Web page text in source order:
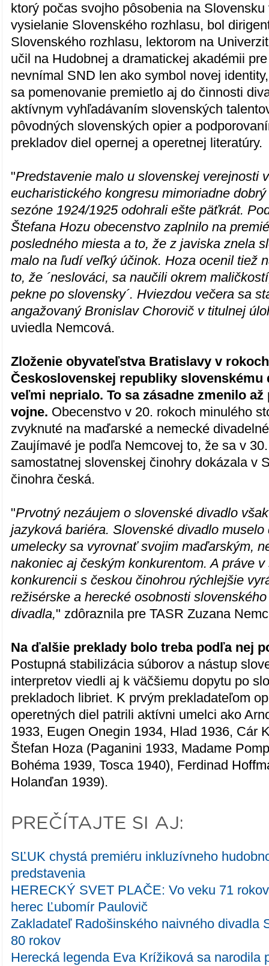
ktorý počas svojho pôsobenia na
vysielanie Slovenského rozhlasu, bol
Slovenského rozhlasu, lektorom na
učil na Hudobnej a dramatickej akadémii
nevnímal SND len ako symbol novej
sa pomenovanie premietlo aj do činnosti
aktívnym vyhľadávaním slovenských
pôvodných slovenských opier a
prekladov diel opernej a operetnej literatúry.
"Predstavenie malo u slovenskej verejnosti
eucharistického kongresu mimoriadne
sezóne 1924/1925 odohrali ešte päťkrát.
Štefana Hozu obecenstvo zaplnilo na
posledného miesta a to, že z javiska znela
malo na ľudí veľký účinok. Hoza ocenil tiež
to, že ´neslováci, sa naučili okrem
pekne po slovensky´. Hviezdou večera sa
angažovaný Bronislav Chorovič v titulnej
uviedla Nemcová.
Zloženie obyvateľstva Bratislavy v
Československej republiky slovenskému
veľmi neprialo. To sa zásadne zmenilo
vojne. Obecenstvo v 20. rokoch minulého
zvyknuté na maďarské a nemecké
Zaujímavé je podľa Nemcovej to, že sa v
samostatnej slovenskej činohry dokázala v
činohra česká.
"Prvotný nezáujem o slovenské divadlo
jazyková bariéra. Slovenské divadlo
umelecky sa vyrovnať svojim maďarským,
nakoniec aj českým konkurentom. A práve
konkurencii s českou činohrou rýchlejšie
režisérske a herecké osobnosti
divadla," zdôraznila pre TASR Zuzana
Na ďalšie preklady bolo treba podľa nej
Postupná stabilizácia súborov a nástup
interpretov viedli aj k väčšiemu dopytu po
prekladoch libriet. K prvým prekladateľom
operetných diel patrili aktívni umelci ako
1933, Eugen Onegin 1934, Hlad 1936, Cár
Štefan Hoza (Paganini 1933, Madame
Bohéma 1939, Tosca 1940), Ferdinad
Holanďan 1939).
PREČÍTAJTE SI AJ:
SĽUK chystá premiéru inkluzívneho
predstavenia
HERECKÝ SVET PLAČE: Vo veku 71
herec Ľubomír Paulovič
Zakladateľ Radošinského naivného divadla
80 rokov
Herecká legenda Eva Krížiková sa narodila